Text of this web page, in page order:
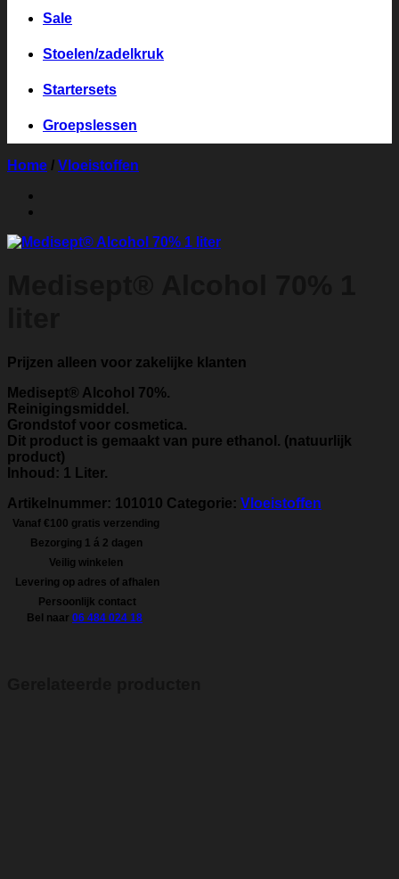
Sale
Stoelen/zadelkruk
Startersets
Groepslessen
Home / Vloeistoffen
Prijzen alleen voor zakelijke klanten
Medisept® Alcohol 70%.
Reinigingsmiddel.
Grondstof voor cosmetica.
Dit product is gemaakt van pure ethanol. (natuurlijk
product)
Inhoud: 1 Liter.
Artikelnummer: 101010 Categorie: Vloeistoffen
Vanaf €100 gratis verzending
Bezorging 1 á 2 dagen
Veilig winkelen
Levering op adres of afhalen
Persoonlijk contact
Bel naar 06 484 024 18